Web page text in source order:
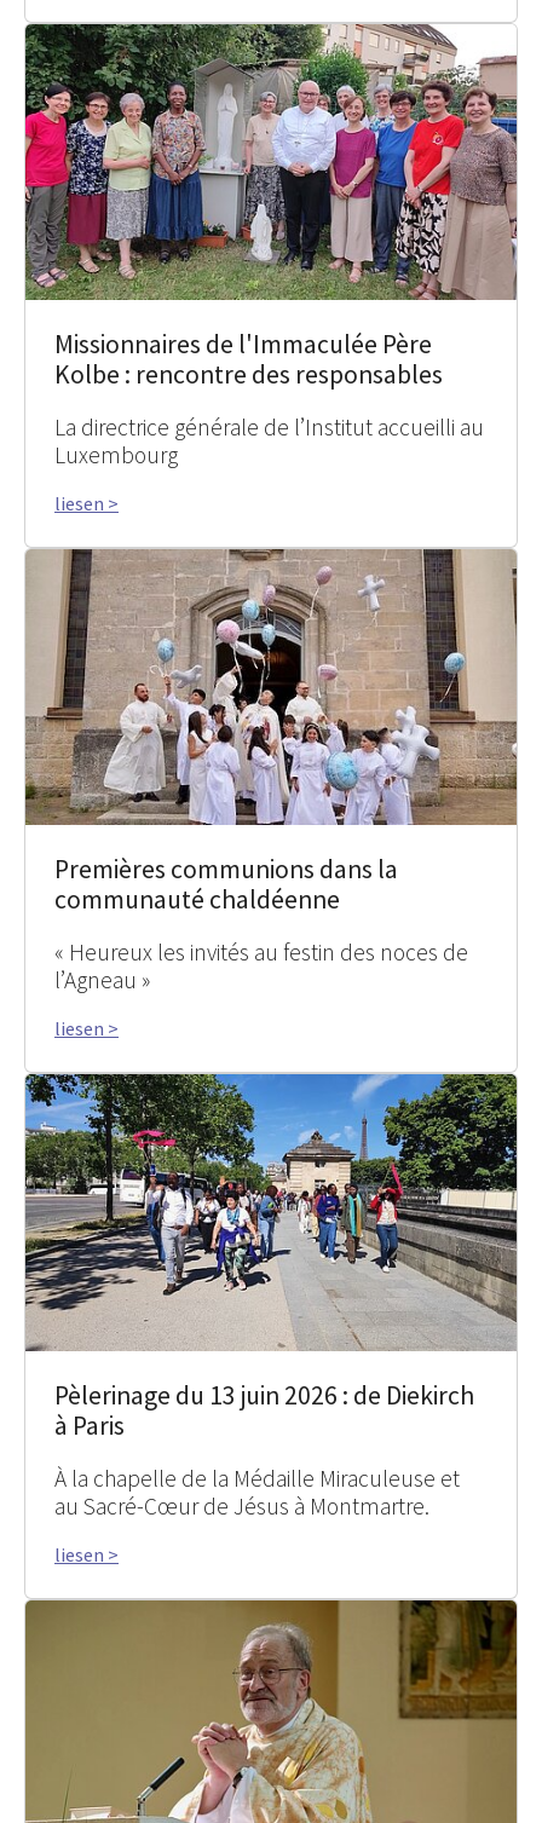
Missionnaires de l'Immaculée Père
Kolbe : rencontre des responsables
La directrice générale de l’Institut accueilli au
Luxembourg
liesen >
Premières communions dans la
communauté chaldéenne
« Heureux les invités au festin des noces de
l’Agneau »
liesen >
Pèlerinage du 13 juin 2026 : de Diekirch
à Paris
À la chapelle de la Médaille Miraculeuse et
au Sacré-Cœur de Jésus à Montmartre.
liesen >